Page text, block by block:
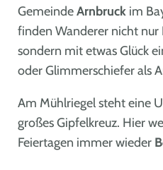
GemeindeArnbruck im
finden Wanderer nicht nur
sondern mit etwas Glück
oder Glimmerschiefer als
Am Mühlriegel steht eine
großes Gipfelkreuz. Hier
Feiertagen immer wieder